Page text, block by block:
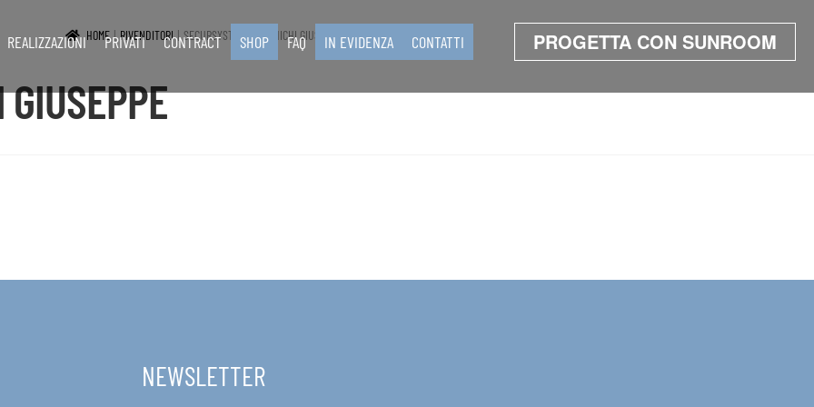
REALIZZAZIONI PRIVATI CONTRACT SHOP FAQ IN EVIDENZA CONTATTI PROGETTA CON SUNROOM
HOME RIVENDITORI SECURSYSTEM DI RICHICHI GIUSEPPE
NEWSLETTER